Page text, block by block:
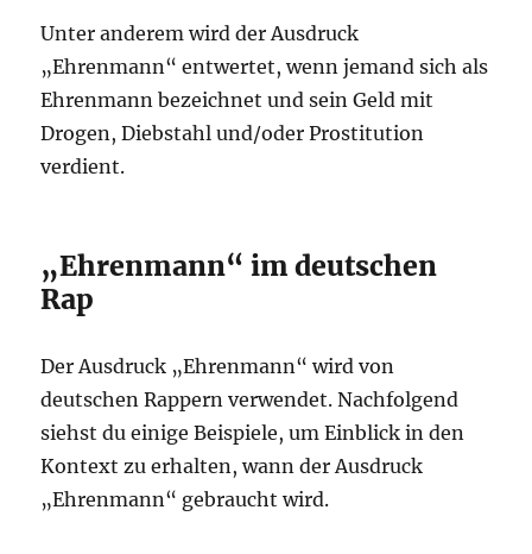
Unter anderem wird der Ausdruck
„Ehrenmann“ entwertet, wenn jemand sich als
Ehrenmann bezeichnet und sein Geld mit
Drogen, Diebstahl und/oder Prostitution
verdient.
„Ehrenmann“ im deutschen
Rap
Der Ausdruck „Ehrenmann“ wird von
deutschen Rappern verwendet. Nachfolgend
siehst du einige Beispiele, um Einblick in den
Kontext zu erhalten, wann der Ausdruck
„Ehrenmann“ gebraucht wird.